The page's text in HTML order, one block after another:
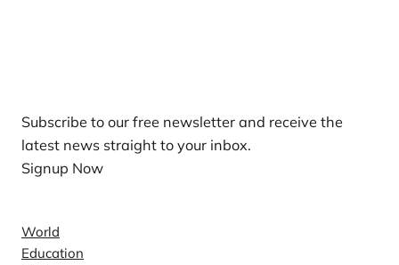
Subscribe to our free newsletter and receive the
latest news straight to your inbox.
Signup Now
World
Education